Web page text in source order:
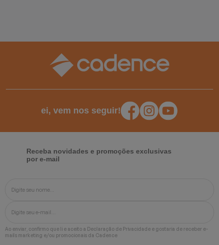
ei, vem nos seguir!
Receba novidades e promoções exclusivas
por e-mail
Ao enviar, confirmo que li e aceito a Declaração de Privacidade e gostaria de receber e-
mails marketing e/ou promocionais da Cadence